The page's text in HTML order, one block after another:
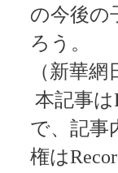
の今後の
ろう。
（新華網
本記事
で、記事
権は